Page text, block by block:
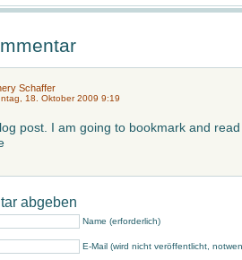
Schaffer
18. Oktober 2009 9:19
post. I am going to bookmark and
abgeben
Name (erforderlich)
E-Mail (wird nicht veröffentlicht,